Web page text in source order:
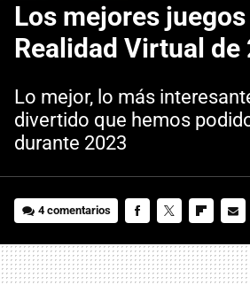
Los mejores
Realidad Virtual de
Lo mejor, lo más
divertido que hemos
durante 2023
4 comentarios
MAIL